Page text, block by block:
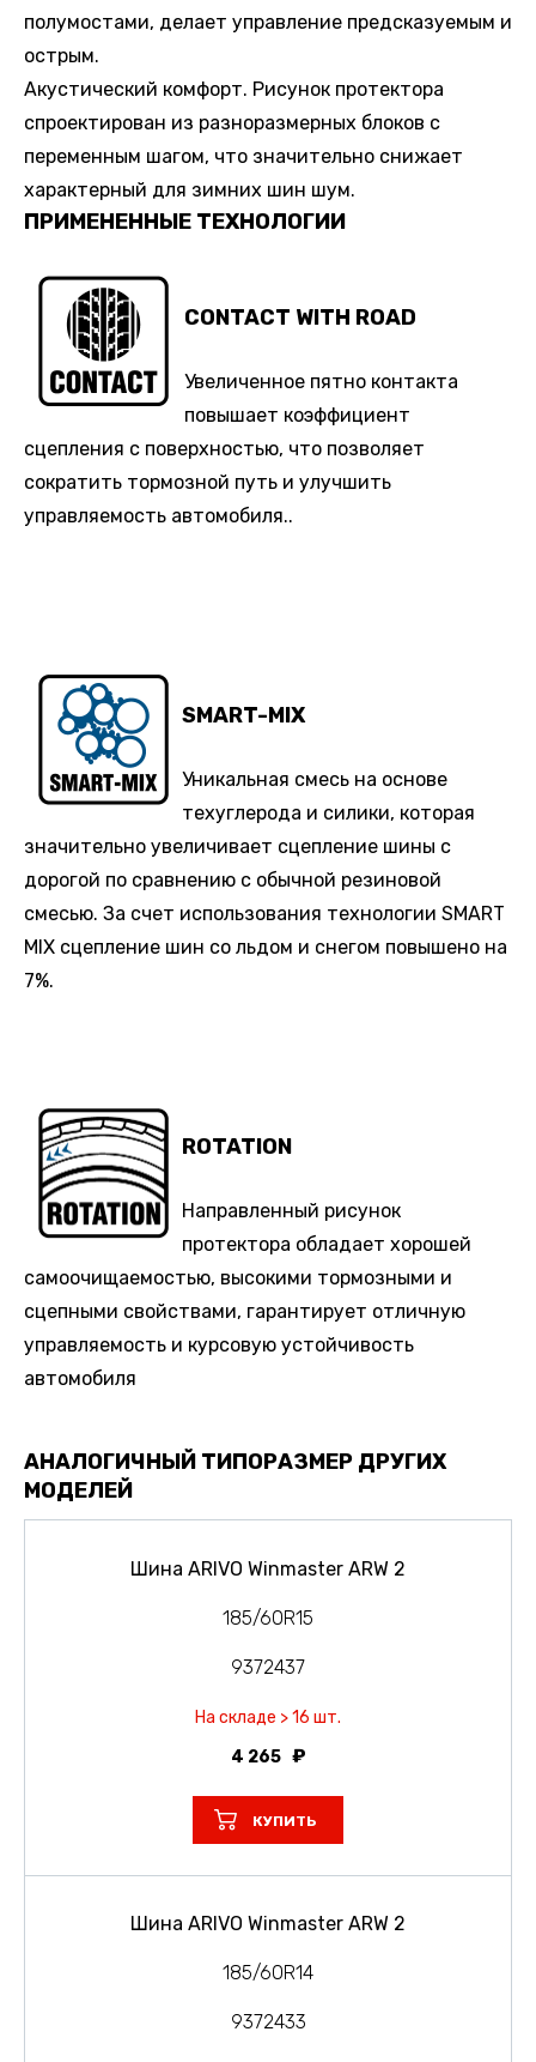
полумостами, делает управление предсказуемым и
острым.
Акустический комфорт. Рисунок протектора
спроектирован из разноразмерных блоков с
переменным шагом, что значительно снижает
характерный для зимних шин шум.
ПРИМЕНЕННЫЕ ТЕХНОЛОГИИ
CONTACT WITH ROAD
Увеличенное пятно контакта
повышает коэффициент
сцепления с поверхностью, что позволяет
сократить тормозной путь и улучшить
управляемость автомобиля..
SMART-MIX
Уникальная смесь на основе
техуглерода и силики, которая
значительно увеличивает сцепление шины с
дорогой по сравнению с обычной резиновой
смесью. За счет использования технологии SMART
MIX сцепление шин со льдом и снегом повышено на
7%.
ROTATION
Направленный рисунок
протектора обладает хорошей
самоочищаемостью, высокими тормозными и
сцепными свойствами, гарантирует отличную
управляемость и курсовую устойчивость
автомобиля
АНАЛОГИЧНЫЙ ТИПОРАЗМЕР ДРУГИХ
МОДЕЛЕЙ
Шина ARIVO Winmaster ARW 2
185/60R15
9372437
На складе > 16 шт.
4 265
КУПИТЬ
Шина ARIVO Winmaster ARW 2
185/60R14
9372433